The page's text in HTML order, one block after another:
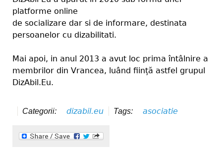
platforme online
de socializare dar si de informare, destinata
persoanelor cu dizabilitati.
Mai apoi, in anul 2013 a avut loc prima întâlnire a
membrilor din Vrancea, luând ființă astfel grupul
DizAbil.Eu.
Categorii: dizabil.eu Tags: asociatie